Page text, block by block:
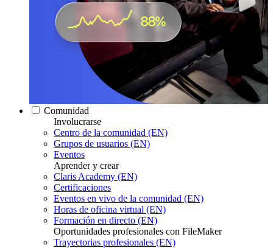
Comunidad
Involucrarse
Centro de la comunidad (EN)
Grupos de usuarios (EN)
Eventos
Aprender y crear
Claris Academy (EN)
Certificaciones
Eventos en vivo de la comunidad (EN)
Horas de oficina virtual (EN)
Formación en directo (EN)
Oportunidades profesionales con FileMaker
Trayectorias profesionales (EN)